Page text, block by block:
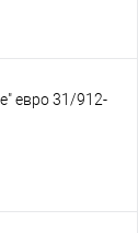
евро 31/912-